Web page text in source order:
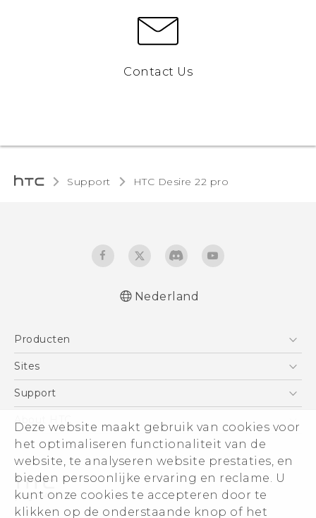
Deze website maakt gebruik van cookies voor
het optimaliseren functionaliteit van de
website, te analyseren website prestaties, en
bieden persoonlijke ervaring en reclame. U
kunt onze cookies te accepteren door te
klikken op de onderstaande knop of het
Contact Us
Support HTC Desire 22 pro‎
voorschriften
Nederland
Producten
Telefoons
Vive
Accessoires
Sites
HTC Vive
Aan de slag
Support
Support voor eCommerce
About HTC
ESG
Informatie over het bedrijf
Voor beleggers (engels)
Cookie Preferences